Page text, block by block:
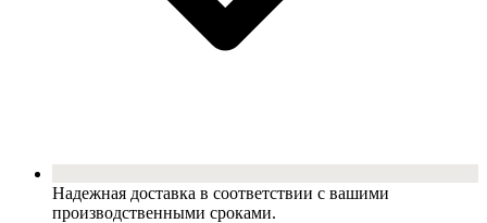
Надежная доставка в соответствии с вашими
производственными сроками.